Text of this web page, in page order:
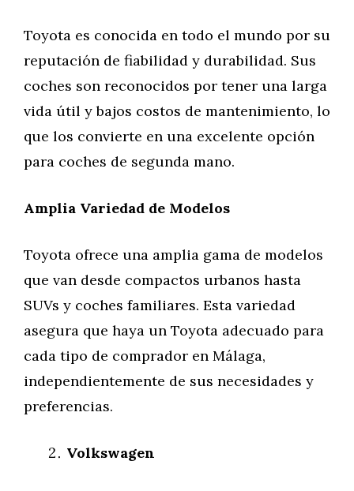
Toyota es conocida en todo el mundo por su
reputación de fiabilidad y durabilidad. Sus
coches son reconocidos por tener una larga
vida útil y bajos costos de mantenimiento, lo
que los convierte en una excelente opción
para coches de segunda mano.
Amplia Variedad de Modelos
Toyota ofrece una amplia gama de modelos
que van desde compactos urbanos hasta
SUVs y coches familiares. Esta variedad
asegura que haya un Toyota adecuado para
cada tipo de comprador en Málaga,
independientemente de sus necesidades y
preferencias.
Volkswagen